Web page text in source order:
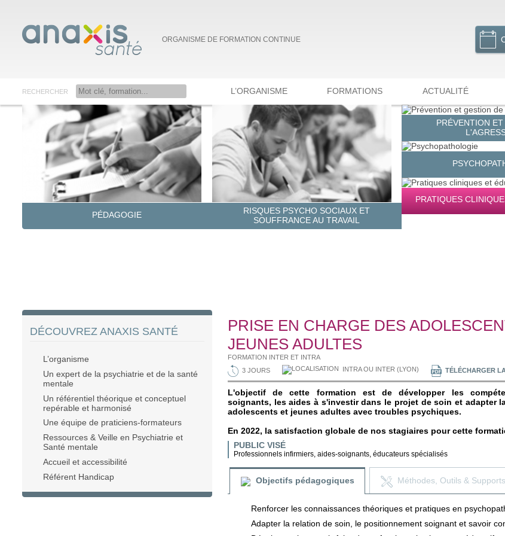
Anaxis Santé
ORGANISME DE FORMATION CONTINUE
RECHERCHER L’ORGANISME FORMATIONS ACTUALITÉ
PÉDAGOGIE
RISQUES PSYCHO SOCIAUX ET
SOUFFRANCE AU TRAVAIL
PRÉVENTION
PRATIQUES
PRISE EN CHARGE DES
JEUNES ADULTES
FORMATION INTER ET INTRA
3 JOURS
INTRA OU INTER (LYON) TÉLÉCHARGER
L'objectif de cette formation est de développer les
soignants, les aides à s'investir dans le projet de soin et adapter
adolescents et jeunes adultes avec troubles psychiques.
En 2022, la satisfaction globale de nos stagiaires pour cette
PUBLIC VISÉ
Professionnels infirmiers, aides-soignants, éducateurs spécialisés
Objectifs pédagogiques Méthodes, Outils & Supports
Renforcer les connaissances théoriques et pratiques en
Adapter la relation de soin, le positionnement soignant et savoir
DÉCOUVREZ ANAXIS SANTÉ
L’organisme
Un expert de la psychiatrie et de la santé
mentale
Un référentiel théorique et conceptuel
repérable et harmonisé
Une équipe de praticiens-formateurs
Ressources & Veille en Psychiatrie et
Santé mentale
Accueil et accessibilité
Référent Handicap